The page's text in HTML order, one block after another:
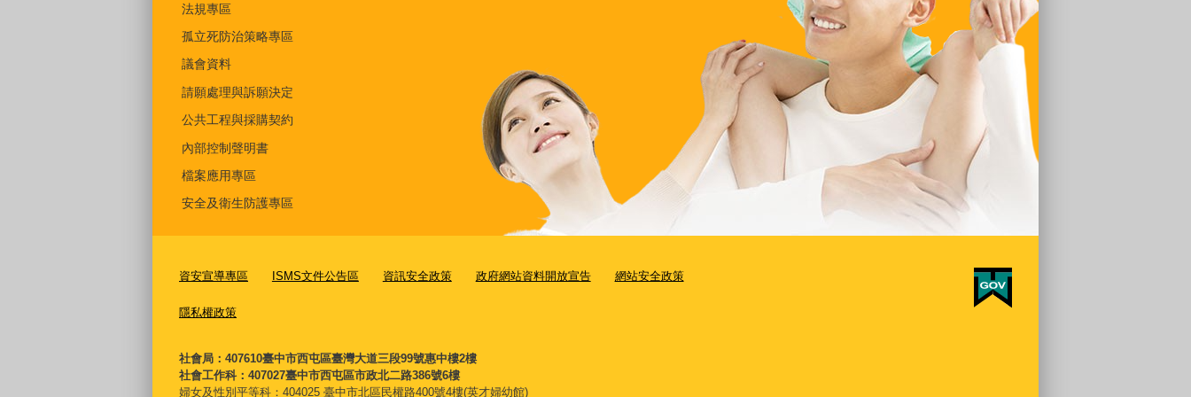
法規專區
孤立死防治策略專區
議會資料
請願處理與訴願決定
公共工程與採購契約
內部控制聲明書
檔案應用專區
安全及衛生防護專區
資安宣導專區 ISMS文件公告區 資訊安全政策 政府網站資料開放宣告 網站安全政策
隱私權政策
社會局：407610臺中市西屯區臺灣大道三段99號惠中樓2樓
社會工作科：407027臺中市西屯區市政北二路386號6樓
婦女及性別平等科： 404025 臺中市北區民權路400號4樓(英才婦幼館)